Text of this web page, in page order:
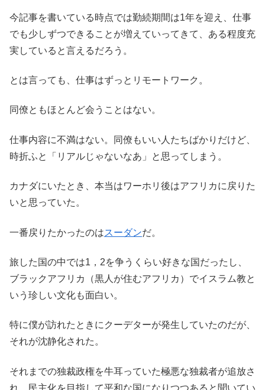
今記事を書いている時点では勤続期間は1年を迎え、仕事
でも少しずつできることが増えていってきて、ある程度充
実していると言えるだろう。
とは言っても、仕事はずっとリモートワーク。
同僚ともほとんど会うことはない。
仕事内容に不満はない。同僚もいい人たちばかりだけど、
時折ふと「リアルじゃないなあ」と思ってしまう。
カナダにいたとき、本当はワーホリ後はアフリカに戻りた
いと思っていた。
一番戻りたかったのはスーダンだ。
旅した国の中では1，2を争うくらい好きな国だったし、
ブラックアフリカ（黒人が住むアフリカ）でイスラム教と
いう珍しい文化も面白い。
特に僕が訪れたときにクーデターが発生していたのだが、
それが沈静化された。
それまでの独裁政権を牛耳っていた極悪な独裁者が追放さ
れ、民主化を目指して平和な国になりつつあると聞いてい